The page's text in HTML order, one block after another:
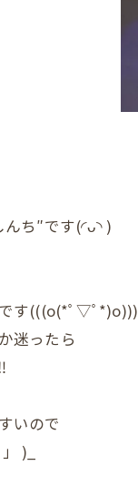
ち″です(◜ᴗ◝ )
す(((o(*ﾟ▽ﾟ*)o)))
迷ったら
いので
)_